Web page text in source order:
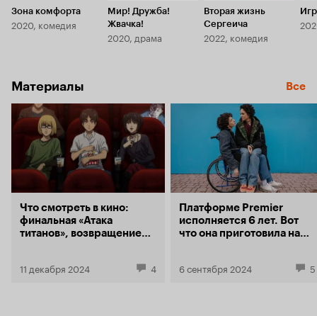
Зона комфорта
2020, комедия
Мир! Дружба!
Жвачка!
2020, драма
Вторая жизнь
Сергеича
2022, комедия
Материалы Все
Что смотреть в кино:
финальная «Атака
титанов», возвращение
11 декабря 2024 4
Платформе Premier
исполняется 6 лет. Вот
что она приготовила на
6 сентября 2024 5